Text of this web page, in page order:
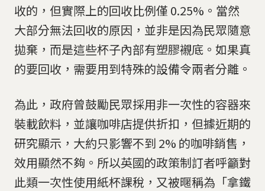
收的，但實際上的回收比例僅 0.25%。當然
大部分無法回收的原因，並非是因為民眾隨意
拋棄，而是這些杯子內部有塑膠襯底。如果真
的要回收，需要用到特殊的設備令兩者分離。
為此，政府曾鼓勵民眾採用非一次性的容器來
裝載飲料，並讓咖啡店提供折扣，但據近期的
研究顯示，大約只影響不到 2% 的咖啡銷售，
效用顯然不夠。所以英國的政策制訂者呼籲對
此類一次性使用紙杯課稅，又被暱稱為「拿鐵